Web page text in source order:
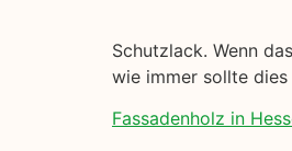
Schutzlack. Wenn
wie immer sollte dies
Fassadenholz in